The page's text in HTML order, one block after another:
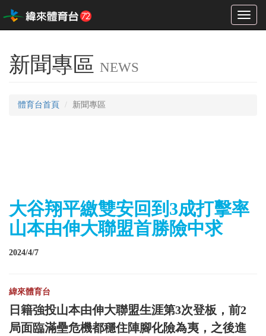
Toggle
新聞專區 NEWS
體育台首頁 新聞專區
大谷翔平繳雙安回到3成打擊率
山本由伸大聯盟首勝險中求
2024/4/7
緯來體育台
日籍強投山本由伸大聯盟生涯第3次登板，前2
局面臨滿壘危機都穩住陣腳化險為夷，之後進